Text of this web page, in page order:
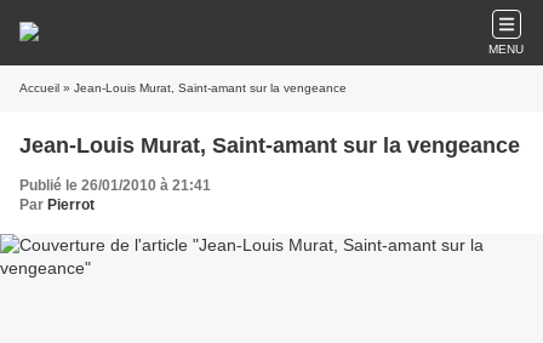
MENU
Accueil » Jean-Louis Murat, Saint-amant sur la vengeance
Jean-Louis Murat, Saint-amant sur la vengeance
Publié le 26/01/2010 à 21:41
Par Pierrot